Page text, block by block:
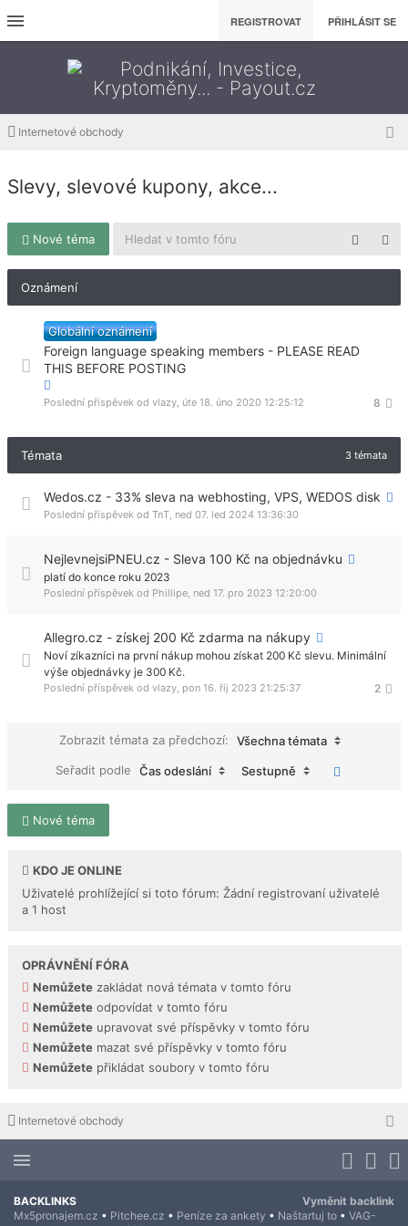
REGISTROVAT PŘIHLÁSIT SE
Internetové obchody
Slevy, slevové kupony, akce...
Nové téma
Oznámení
Globální oznámení
Foreign language speaking members - PLEASE READ
THIS BEFORE POSTING
8
Poslední příspěvek od vlazy, úte 18. úno 2020 12:25:12
Témata 3 témata
Wedos.cz - 33% sleva na webhosting, VPS, WEDOS disk
Poslední příspěvek od TnT, ned 07. led 2024 13:36:30
NejlevnejsiPNEU.cz - Sleva 100 Kč na objednávku
platí do konce roku 2023
Poslední příspěvek od Phillipe, ned 17. pro 2023 12:20:00
Allegro.cz - získej 200 Kč zdarma na nákupy
Noví zíkazníci na první nákup mohou získat 200 Kč slevu. Minimální
výše objednávky je 300 Kč.
2
Poslední příspěvek od vlazy, pon 16. říj 2023 21:25:37
Zobrazit témata za předchozí:
Všechna témata
Seřadit podle
Čas odeslání Sestupně
Nové téma
KDO JE ONLINE
Uživatelé prohlížející si toto fórum: Žádní registrovaní uživatelé
a 1 host
OPRÁVNĚNÍ FÓRA
Nemůžete zakládat nová témata v tomto fóru
Nemůžete odpovídat v tomto fóru
Nemůžete upravovat své příspěvky v tomto fóru
Nemůžete mazat své příspěvky v tomto fóru
Nemůžete přikládat soubory v tomto fóru
Internetové obchody
BACKLINKS
Vyměnit backlink
Mx5pronajem.cz • Pitchee.cz • Peníze za ankety • Naštartuj to • VAG-